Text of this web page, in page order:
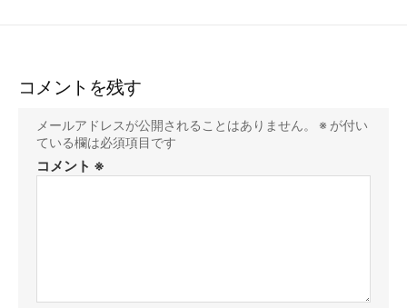
コメントを残す
メールアドレスが公開されることはありません。 ※ が付い
ている欄は必須項目です
コメント ※